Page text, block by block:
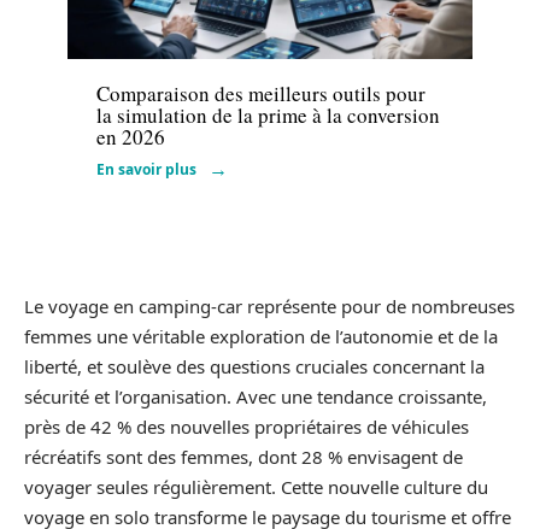
Actu
Comparaison des meilleurs outils pour
la simulation de la prime à la conversion
en 2026
En savoir plus
Le voyage en camping-car représente pour de nombreuses
femmes une véritable exploration de l’autonomie et de la
liberté, et soulève des questions cruciales concernant la
sécurité et l’organisation. Avec une tendance croissante,
près de 42 % des nouvelles propriétaires de véhicules
récréatifs sont des femmes, dont 28 % envisagent de
voyager seules régulièrement. Cette nouvelle culture du
voyage en solo transforme le paysage du tourisme et offre